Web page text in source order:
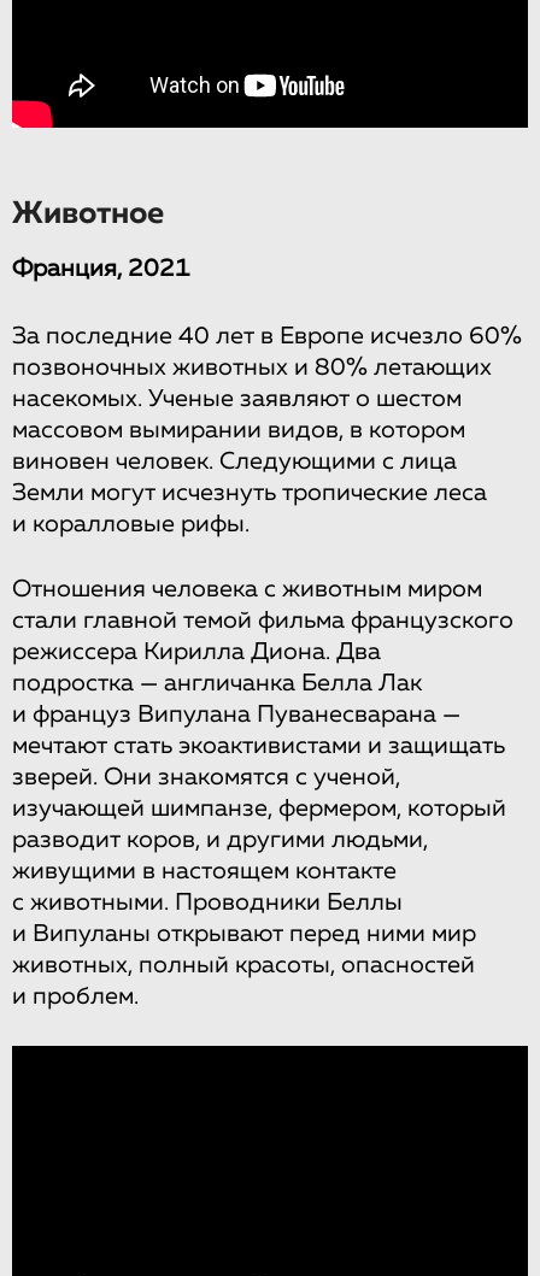
Животное
Франция, 2021
За последние 40 лет в Европе исчезло 60%
позвоночных животных и 80% летающих
насекомых. Ученые заявляют о шестом
массовом вымирании видов, в котором
виновен человек. Следующими с лица
Земли могут исчезнуть тропические леса
и коралловые рифы.
Отношения человека с животным миром
стали главной темой фильма французского
режиссера Кирилла Диона. Два
подростка — англичанка Белла Лак
и француз Випулана Пуванесварана —
мечтают стать экоактивистами и защищать
зверей. Они знакомятся с ученой,
изучающей шимпанзе, фермером, который
разводит коров, и другими людьми,
живущими в настоящем контакте
с животными. Проводники Беллы
и Випуланы открывают перед ними мир
животных, полный красоты, опасностей
и проблем.